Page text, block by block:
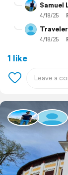
Samuel
4/18/25
Traveler
4/18/25
1 like